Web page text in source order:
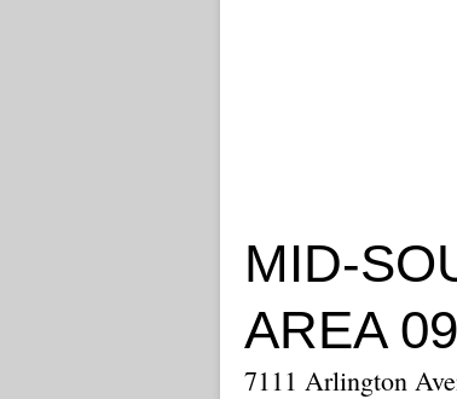
MID-
AREA
7111 Arlington